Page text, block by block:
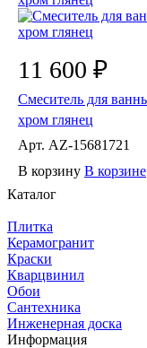
11 600 ₽
Смеситель для
хром глянец
Арт. AZ-15681721
В корзину В корзине
Каталог
Плитка
Керамогранит
Краски
Кварцвинил
Обои
Сантехника
Инженерная доска
Информация